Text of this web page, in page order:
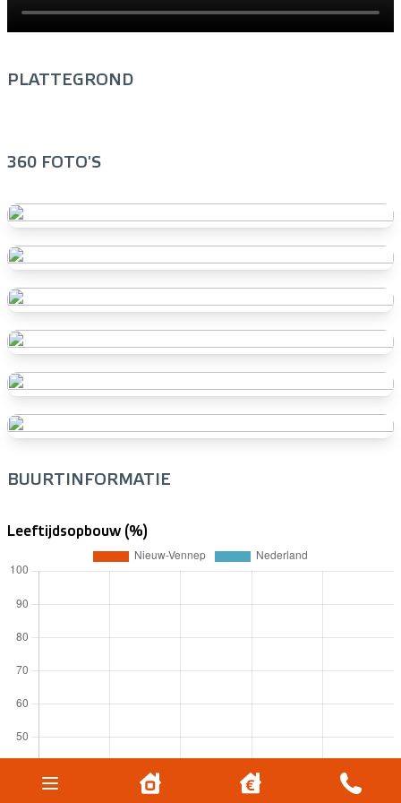
PLATTEGROND
360 FOTO'S
BUURTINFORMATIE
Leeftijdsopbouw (%)